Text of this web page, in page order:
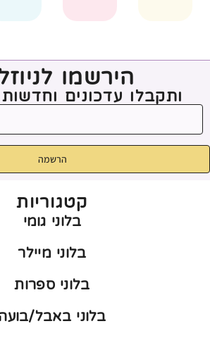
הירשמו
ותקבלו עדכונים
הרשמה
קטגוריות
בלוני גומי
בלוני מיילר
בלוני ספרות
בלוני באבל/